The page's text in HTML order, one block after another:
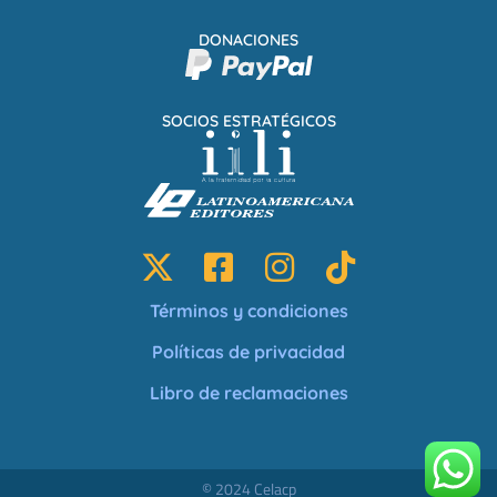
SOCIOS ESTRATÉGICOS
DONACIONES
Términos y condiciones
Políticas de privacidad
Libro de reclamaciones
© 2024 Celacp